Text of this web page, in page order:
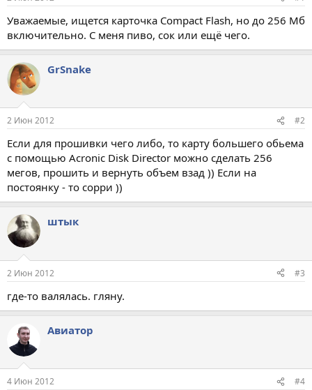
Уважаемые, ищется карточка Compact Flash, но до 256 Мб
включительно. С меня пиво, сок или ещё чего.
GrSnake
2 Июн 2012 #2
Если для прошивки чего либо, то карту большего обьема
с помощью Acronic Disk Director можно сделать 256
мегов, прошить и вернуть объем взад )) Если на
постоянку - то сорри ))
штык
2 Июн 2012 #3
где-то валялась. гляну.
Авиатор
4 Июн 2012 #4